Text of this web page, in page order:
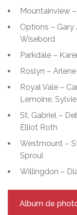
Mountainview
Options – Gary
Wisebord
Parkdale –
Roslyn –
Royal Vale –
Lemoine,
St. Gabriel –
Elliot Roth
Westmount –
Sproul
Willingdon –
Album de